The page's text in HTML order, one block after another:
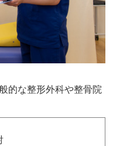
的な整形外科や整骨院